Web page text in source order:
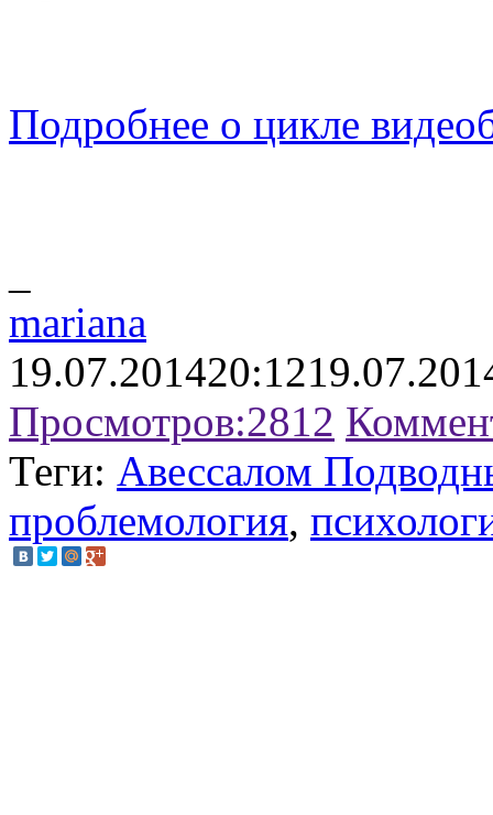
Подробнее о цикле
mariana
19.07.201420:12
Просмотров:2812
Теги: Авессалом
проблемология,